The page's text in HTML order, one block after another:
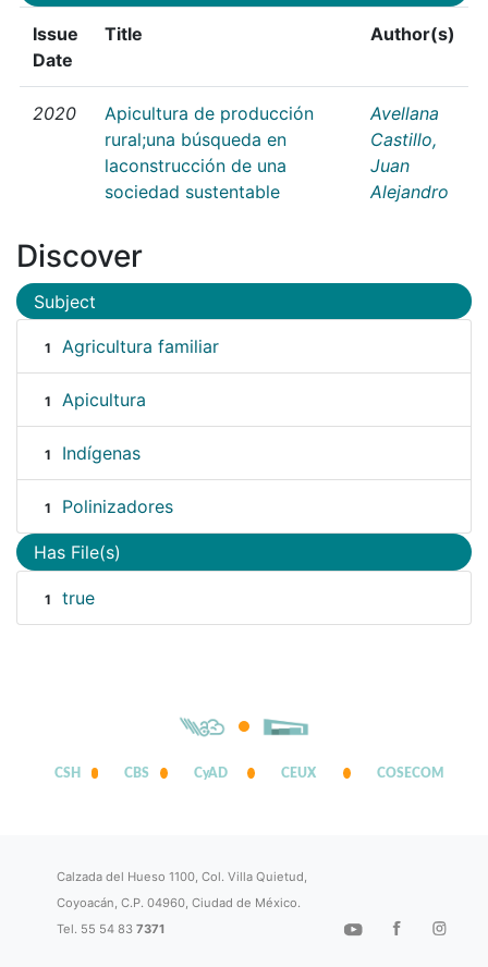
Issue
Date
Title Author(s)
2020
Apicultura de producción
rural;una búsqueda en
laconstrucción de una
sociedad sustentable
Avellana
Castillo,
Juan
Alejandro
Discover
Subject
1 Agricultura familiar
1 Apicultura
1 Indígenas
1 Polinizadores
Has File(s)
1 true
CSH CBS CyAD CEUX COSECOM
Calzada del Hueso 1100, Col. Villa Quietud,
Coyoacán, C.P. 04960, Ciudad de México.
Tel. 55 54 837371